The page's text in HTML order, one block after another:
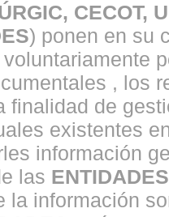
CECOT,
) ponen en su
, los
finalidad de
existentes
información
las ENTIDADES
la información